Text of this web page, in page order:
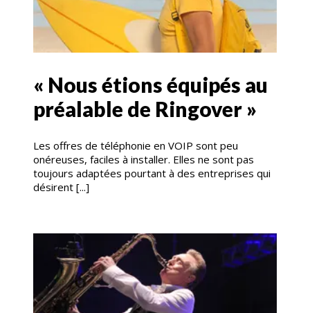
« Nous étions équipés au
préalable de Ringover »
Les offres de téléphonie en VOIP sont peu
onéreuses, faciles à installer. Elles ne sont pas
toujours adaptées pourtant à des entreprises qui
désirent [...]